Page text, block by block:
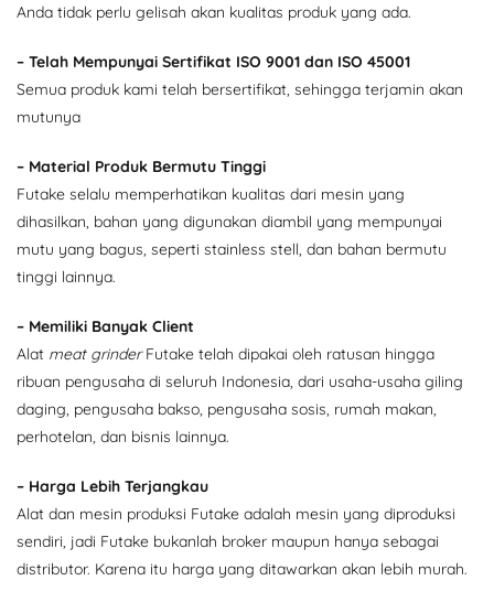
Anda tidak perlu gelisah akan kualitas produk yang ada.
– Telah Mempunyai Sertifikat ISO 9001 dan ISO 45001
Semua produk kami telah bersertifikat, sehingga terjamin akan
mutunya
– Material Produk Bermutu Tinggi
Futake selalu memperhatikan kualitas dari mesin yang
dihasilkan, bahan yang digunakan diambil yang mempunyai
mutu yang bagus, seperti stainless stell, dan bahan bermutu
tinggi lainnya.
– Memiliki Banyak Client
Alat meat grinderFutake telah dipakai oleh ratusan hingga
ribuan pengusaha di seluruh Indonesia, dari usaha-usaha giling
daging, pengusaha bakso, pengusaha sosis, rumah makan,
perhotelan, dan bisnis lainnya.
– Harga Lebih Terjangkau
Alat dan mesin produksi Futake adalah mesin yang diproduksi
sendiri, jadi Futake bukanlah broker maupun hanya sebagai
distributor. Karena itu harga yang ditawarkan akan lebih murah.